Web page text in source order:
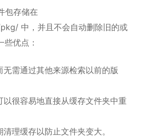
包存储在
中，并且不会自动删除旧的或
优点：
无需通过其他来源检索以前的版
以很容易地直接从缓存文件夹中重
理缓存以防止文件夹变大。